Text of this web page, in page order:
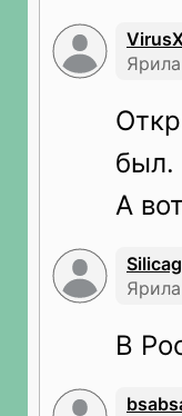
был.
А вот
В